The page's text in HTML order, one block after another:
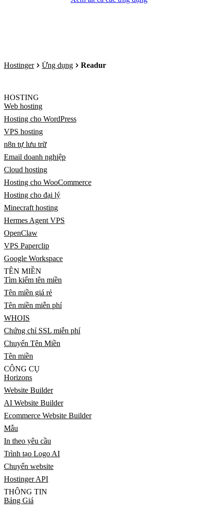
Hostinger Ứng dụng Readur
HOSTING
Web hosting
Hosting cho WordPress
VPS hosting
n8n tự lưu trữ
Email doanh nghiệp
Cloud hosting
Hosting cho WooCommerce
Hosting cho đại lý
Minecraft hosting
Hermes Agent VPS
OpenClaw
VPS Paperclip
Google Workspace
TÊN MIỀN
Tìm kiếm tên miền
Tên miền giá rẻ
Tên miền miễn phí
WHOIS
Chứng chỉ SSL miễn phí
Chuyển Tên Miền
Tên miền
CÔNG CỤ
Horizons
Website Builder
AI Website Builder
Ecommerce Website Builder
Mẫu
In theo yêu cầu
Trình tạo Logo AI
Chuyển website
Hostinger API
THÔNG TIN
Bảng Giá